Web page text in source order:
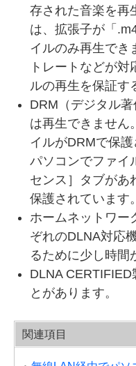
存された音楽を再
は、拡張子が「
イルのみ再生でき
トレートなどが
ルの再生を保証す
DRM（デジタル
は再生できません
イルがDRMで保護
パソコンでファイ
センス］タブがあ
保護されています。
ホームネットワー
ぞれのDLNA対応
るために少し時間
DLNA CERTIFIED
とがあります。
関連項目